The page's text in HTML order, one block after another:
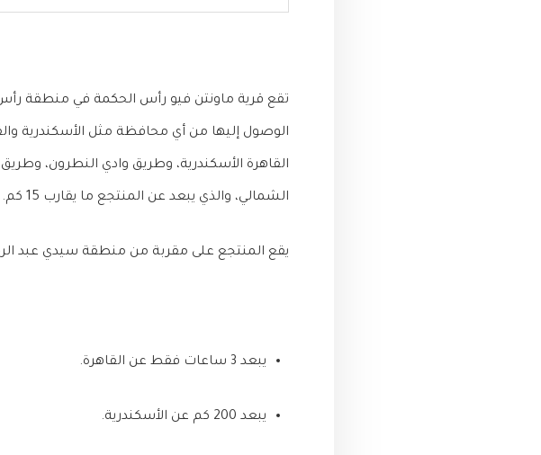
تقع قرية ماونتن فيو رأس الحكمة في منطقة
الوصول إليها من أي محافظة مثل الأسكندرية
القاهرة الأسكندرية، وطريق وادي النطرون،
الشمالي، والذي يبعد عن المنتجع ما يقارب 15 كم.
يقع المنتجع على مقربة من منطقة سيدي عبد
يبعد 3 ساعات فقط عن القاهرة.
يبعد 200 كم عن الأسكندرية.